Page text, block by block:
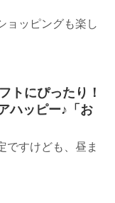
ョッピングも楽し
トにぴったり！
ハッピー♪「お
ですけども、昼ま